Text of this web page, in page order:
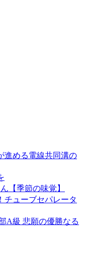
進める電線共同溝の
【季節の味覚】
チューブセパレータ
A級 悲願の優勝なる